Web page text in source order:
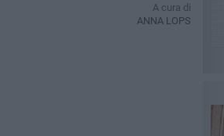
A cura di
ANNA LOPS